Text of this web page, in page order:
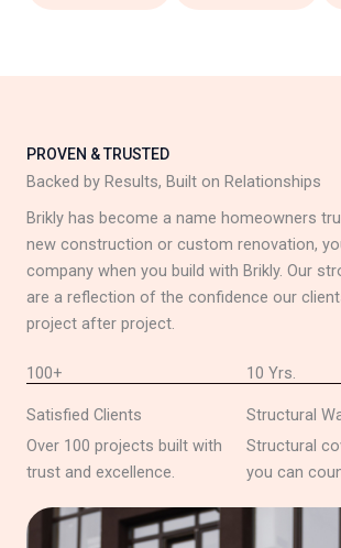
PROVEN & TRUSTED
Backed by Results, Built on Relationships
Brikly has become a name homeowners
new construction or custom renovation,
company when you build with Brikly. Our
are a reflection of the confidence our
project after project.
100+
Satisfied Clients
Over 100 projects built with
trust and excellence.
10 Yrs.
Structural
Structural
you can